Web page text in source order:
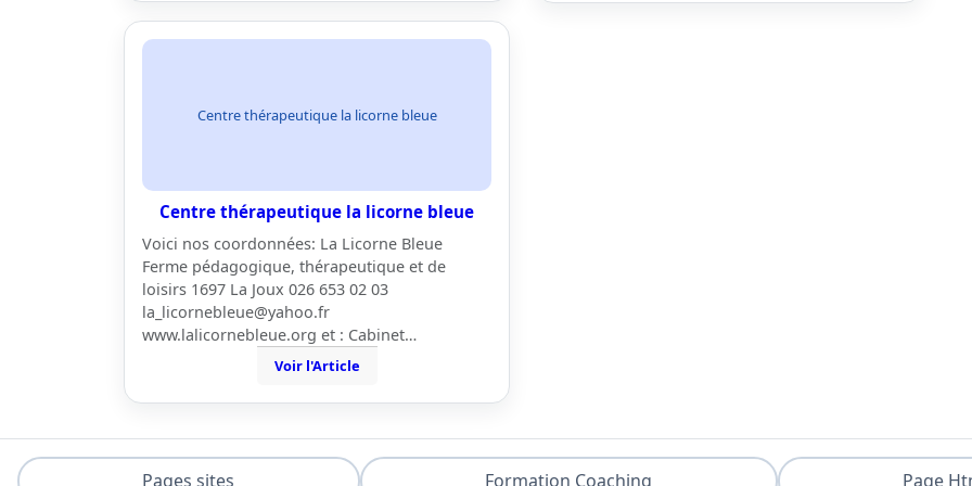
Centre thérapeutique la licorne bleue
Centre thérapeutique la licorne bleue
Voici nos coordonnées: La Licorne Bleue
Ferme pédagogique, thérapeutique et de
loisirs 1697 La Joux 026 653 02 03
la_licornebleue@yahoo.fr
www.lalicornebleue.org et : Cabinet…
Voir l'Article
Pages sites Formation Coaching Page